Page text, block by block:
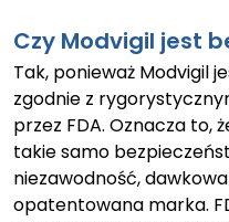
Czy Modvigil jest
Tak, ponieważ Modvigil
zgodnie z
przez FDA. Oznacza to,
takie samo
niezawodność,
opatentowana marka.